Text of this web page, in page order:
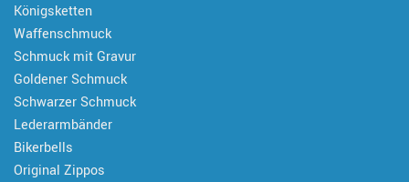
Königsketten
Waffenschmuck
Schmuck mit Gravur
Goldener Schmuck
Schwarzer Schmuck
Lederarmbänder
Bikerbells
Original Zippos